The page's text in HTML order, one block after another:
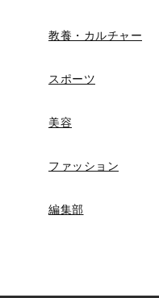
教養・カルチャー
スポーツ
美容
ファッション
編集部